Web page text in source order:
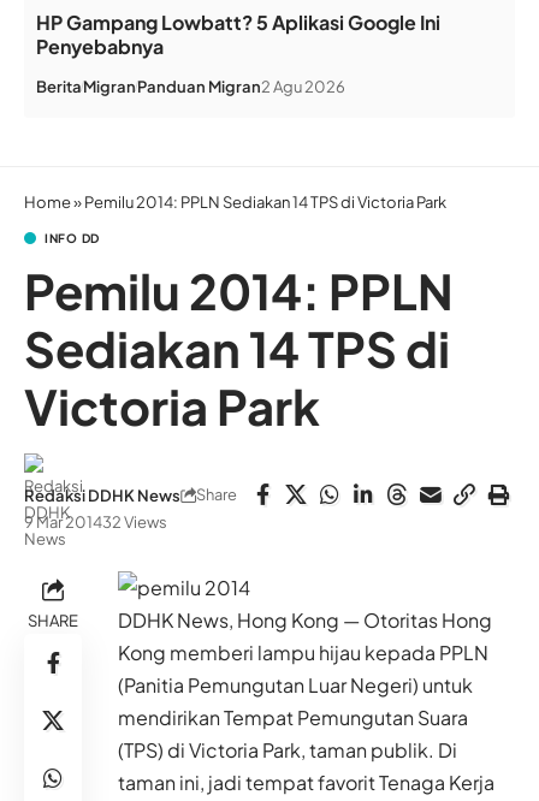
HP Gampang Lowbatt? 5 Aplikasi Google Ini
Penyebabnya
BeritaMigranPanduan Migran2 Agu 2026
Home»Pemilu 2014: PPLN Sediakan 14 TPS di Victoria Park
INFO DD
Pemilu 2014: PPLN
Sediakan 14 TPS di
Victoria Park
Redaksi DDHK News
9 Mar 201432 Views
Share
SHARE
DDHK News, Hong Kong — Otoritas Hong
Kong memberi lampu hijau kepada PPLN
(Panitia Pemungutan Luar Negeri) untuk
mendirikan Tempat Pemungutan Suara
(TPS) di Victoria Park, taman publik. Di
taman ini, jadi tempat favorit Tenaga Kerja